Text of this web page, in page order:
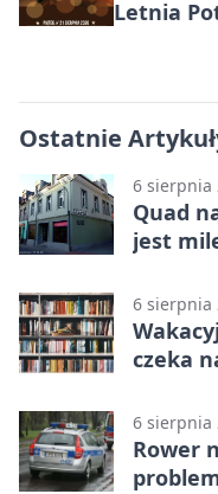
Letnia
Ostatnie
6 sierpnia
Quad
jest
6 sierpnia
czeka
6 sierpnia
Rower